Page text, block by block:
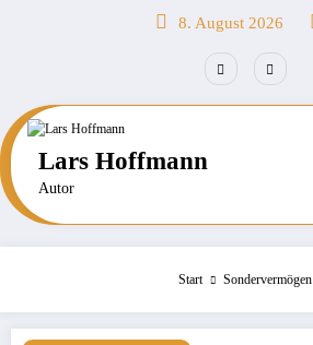
8. August 2026
Lars Hoffmann
Autor
Start Sondervermögen